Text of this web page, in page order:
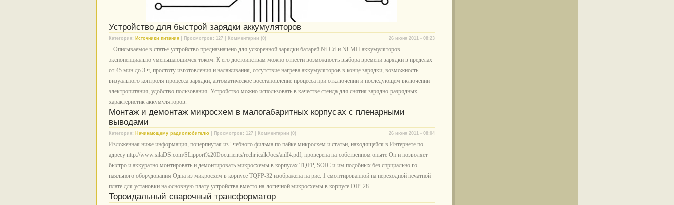
Устройство для быстрой зарядки аккумуляторов
Категория: Источники питания | Просмотров: 127 | Комментарии (0) 26 июня 2011 - 08:23
Описываемое в статье устройство предназначено для ускоренной зарядки батарей Ni-Cd и Ni-MH аккумуляторов
экспоненциально уменьшающимся током. К его достоинствам можно отнести возможность выбора времени зарядки в пределах
от 45 мин до 3 ч, простоту изготовления и налаживания, отсутствие нагрева аккумуляторов в конце зарядки, возможность
визуального контроля процесса зарядки, автоматическое восстановление процесса при отключении и последующем включении
электропитания, удобство пользования. Устройство можно использовать в качестве стенда для снятия зарядно-разрядных
характеристик аккумуляторов.
Монтаж и демонтаж микросхем в малогабаритных корпусах с пленарными
выводами
Категория: Начинающему радиолюбителю | Просмотров: 127 | Комментарии (0) 26 июня 2011 - 08:04
Изложенная ниже информация, почерпнутая из "чебного фильма по пайке микросхем и статьи, находящейся в Интернете по
адресу nttp://www.silaDS.com/SLipport%20Docurients/rechr.icalkJocs/anlI4.pdf, проверена на собственном опыте Он и позволяет
быстро и аккуратно монтировать и демонтировать микросхемы в корпусах TQFP, SOIC и им подобных без спрциально го
паяльного оборудования Одна из микросхем в корпусе TQFP-32 изображена на рис. 1 смонтированной на переходной печатной
плате для установки на основную плату устройства вместо на-логичной микросхемы в корпусе DIP-28
Тороидальный сварочный трансформатор